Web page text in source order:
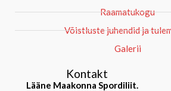
Raamatukogu
Võistluste juhendid ja
Galerii
Kontakt
Lääne Maakonna Spordiliit.